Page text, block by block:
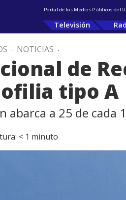
Portal de los Medios Públicos del
Televisión
. NOTICIAS .
de
tipo A
abarca a 25 de cada
< 1 minuto